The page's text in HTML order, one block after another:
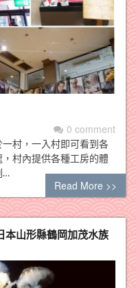
0 comment
一村，一入村即可看到各
村內提供各種工房的體
…
Read More >>
本山形縣鶴岡加茂水族